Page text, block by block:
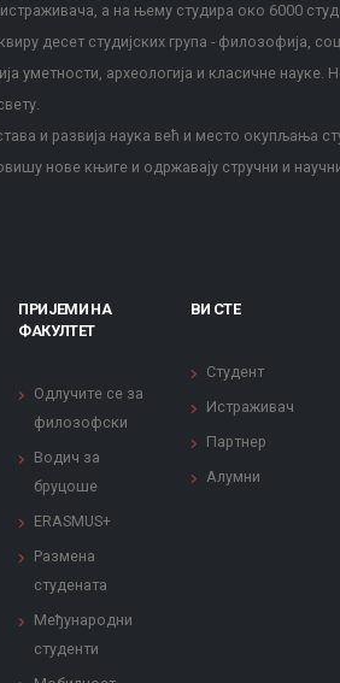
а на њему студира око 6000
десет студијских група - филозофија,
уметности, археологија и класичне науке.
и развија наука већ и место окупљања
нове књиге и одржавају стручни и
ПРИЈЕМИ НА
ФАКУЛТЕТ
Одлучите се за
филозофски
Водич за
бруцоше
ERASMUS+
Размена
студената
Међународни
студенти
ВИ СТЕ
Студент
Истраживач
Партнер
Алумни